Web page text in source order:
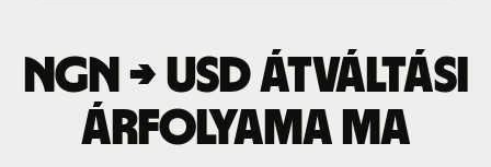
NGN → USD átváltási
árfolyama ma